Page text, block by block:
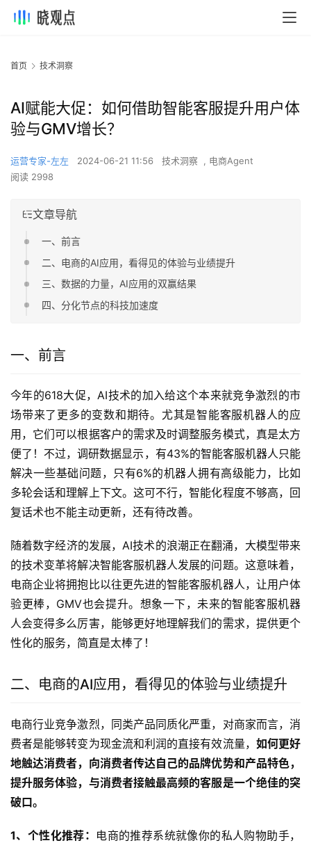
首页 技术洞察
AI赋能大促：如何借助智能客服提升用户体
验与GMV增长？
运营专家-左左 2024-06-21 11:56 技术洞察 , 电商Agent
阅读 2998
文章导航
一、前言
二、电商的AI应用，看得见的体验与业绩提升
三、数据的力量，AI应用的双赢结果
四、分化节点的科技加速度
一、前言
今年的618大促，AI技术的加入给这个本来就竞争激烈的市
场带来了更多的变数和期待。尤其是智能客服机器人的应
用，它们可以根据客户的需求及时调整服务模式，真是太方
便了！不过，调研数据显示，有43%的智能客服机器人只能
解决一些基础问题，只有6%的机器人拥有高级能力，比如
多轮会话和理解上下文。这可不行，智能化程度不够高，回
复话术也不能主动更新，还有待改善。
随着数字经济的发展，AI技术的浪潮正在翻涌，大模型带来
的技术变革将解决智能客服机器人发展的问题。这意味着，
电商企业将拥抱比以往更先进的智能客服机器人，让用户体
验更棒，GMV也会提升。想象一下，未来的智能客服机器
人会变得多么厉害，能够更好地理解我们的需求，提供更个
性化的服务，简直是太棒了！
二、电商的AI应用，看得见的体验与业绩提升
电商行业竞争激烈，同类产品同质化严重，对商家而言，消
费者是能够转变为现金流和利润的直接有效流量， 如何更好
地触达消费者，向消费者传达自己的品牌优势和产品特色，
提升服务体验，与消费者接触最高频的客服是一个绝佳的突
破口。
1、个性化推荐： 电商的推荐系统就像你的私人购物助手，